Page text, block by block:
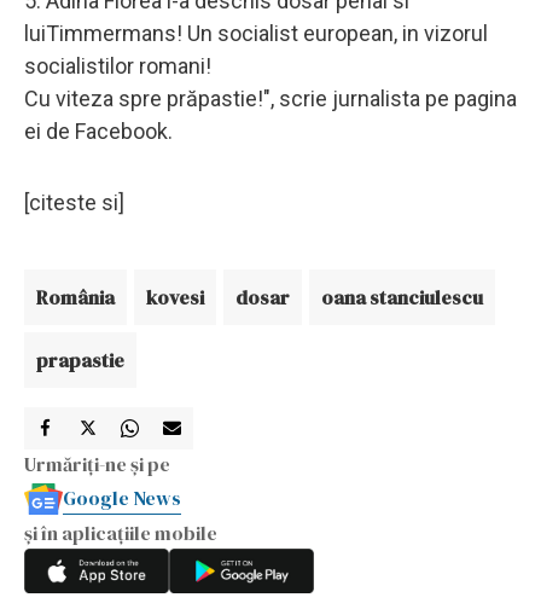
luiTimmermans! Un socialist european, in vizorul
socialistilor romani!
Cu viteza spre prăpastie!", scrie jurnalista pe pagina
ei de Facebook.
[citeste si]
România kovesi dosar oana stanciulescu
prapastie
Urmăriți-ne și pe
Google News
și în aplicațiile mobile